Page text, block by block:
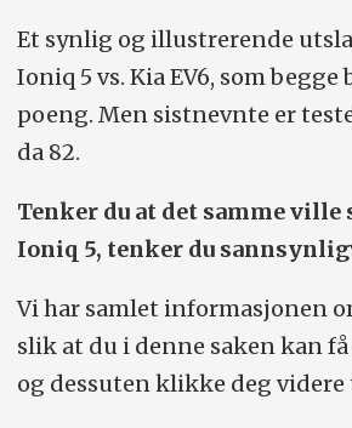
03.04.23: BMW i7 inn.
29.04.23: Porsche Taycan Cross
16.05.23: Hyundai Ioniq 6 inn.
og forsvant nedover.
11.07.23: Mercedes-Benz EQS
13.11.23: Xpeng G9 kommer inn
28.12.23: Mercedes-Benz EQE
Model 3 hevet, etter test av
Et synlig og illustrerende
Ioniq 5 vs. Kia EV6, som begge
poeng. Men sistnevnte er
da 82.
Tenker du at det samme ville
Ioniq 5, tenker du
Vi har samlet informasjonen
slik at du i denne saken kan
og dessuten klikke deg